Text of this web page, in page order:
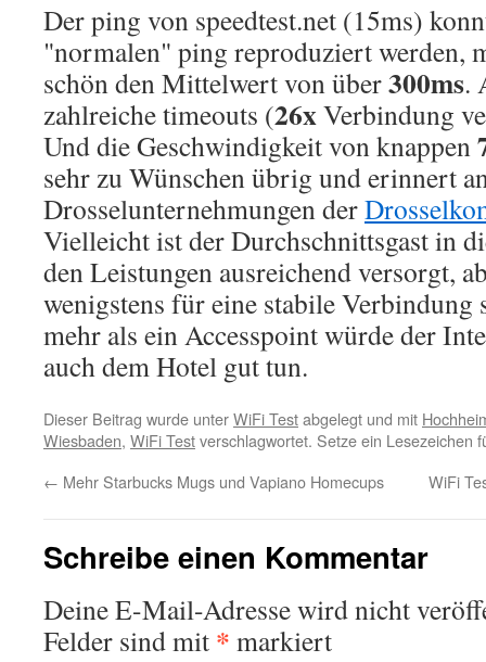
Der ping von speedtest.net (15ms)
"normalen" ping reproduziert werden,
schön den Mittelwert von über300ms.
zahlreiche timeouts (26xVerbindung
Und die Geschwindigkeit von knappen
sehr zu Wünschen übrig und erinnert
Drosselunternehmungen der
Vielleicht ist der Durchschnittsgast in
den Leistungen ausreichend versorgt,
wenigstens für eine stabile Verbindung
mehr als ein Accesspoint würde der
auch dem Hotel gut tun.
Dieser Beitrag wurde unterWiFi Testabgelegt und mit
Wiesbaden, WiFi Testverschlagwortet. Setze ein Lesezeichen
← Mehr Starbucks Mugs und Vapiano Homecups WiFi
Schreibe einen Kommentar
Deine E-Mail-Adresse wird nicht
Felder sind mit * markiert